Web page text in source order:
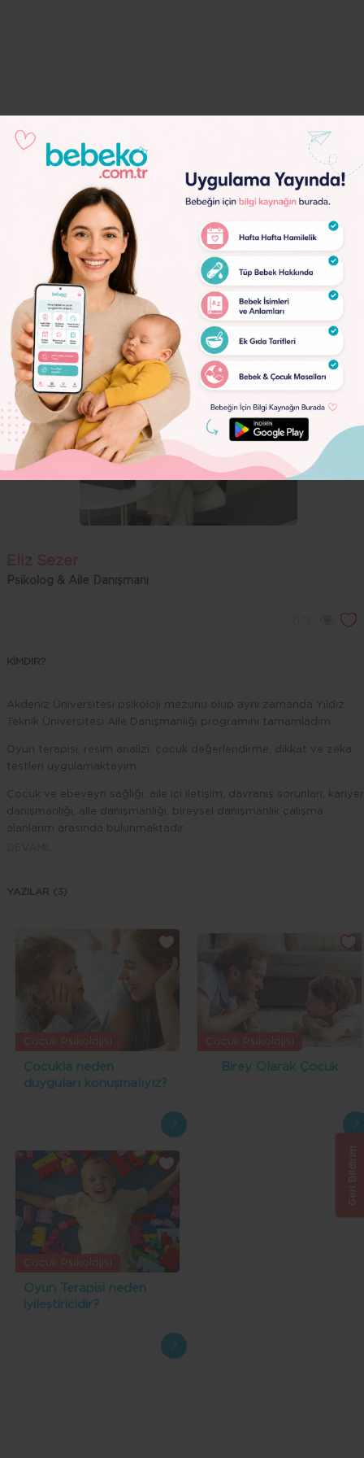
Lorem
Ipsum
Dolor
Lorem
Ipsum
Dolor
Psikolog & Aile Danışmanı
KİMDİR?
Akdeniz Üniversitesi psikoloji mezunu olup aynı zamanda Yıldız
Teknik Üniversitesi Aile Danışmanlığı programını tamamladım.
Oyun terapisi, resim analizi, çocuk değerlendirme, dikkat ve zeka
testleri uygulamaktayım.
Çocuk ve ebeveyn sağlığı, aile içi iletişim, davranış sorunları, kariyer
danışmanlığı, aile danışmanlığı, bireysel danışmanlık çalışma
alanlarım arasında bulunmaktadır.
YAZILAR (3)
Çocukla neden
duyguları konuşmalıyız?
Birey Olarak Çocuk
Oyun Terapisi neden
iyileştiricidir?